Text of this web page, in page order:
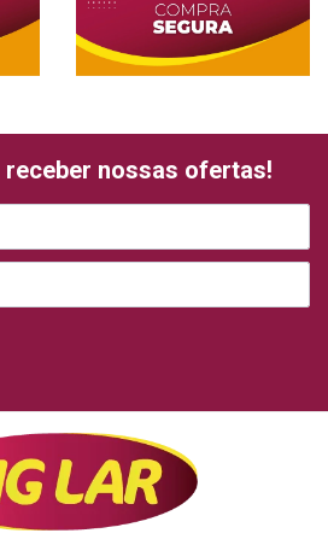
nossas ofertas!